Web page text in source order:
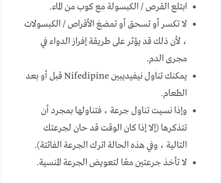
ابتلع القرص / الكبسولة مع كوب من الماء.
لا تكسر أو تسحق أو تمضغ الأقراص / الكبسولات
، لأن ذلك قد يؤثر على طريقة إفراز الدواء في
مجرى الدم.
يمكنك تناول نيفيديبين Nifedipine قبل أو بعد
الطعام.
وإذا نسيت تناول جرعة ، فتناولها بمجرد أن
تتذكرها (إلا إذا كان الوقت قد حان لجرعتك
التالية ، وفي هذه الحالة اترك الجرعة الفائتة).
لا تأخذ جرعتين معًا لتعويض الجرعة المنسية.